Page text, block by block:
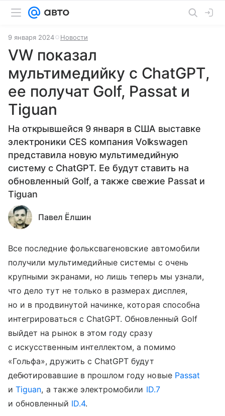
9 января 2024 Новости
VW показал
мультимедийку с ChatGPT,
ее получат Golf, Passat и
Tiguan
На открывшейся 9 января в США выставке
электроники CES компания Volkswagen
представила новую мультимедийную
систему с ChatGPT. Ее будут ставить на
обновленный Golf, а также свежие Passat и
Tiguan
Павел Ёлшин
Все последние фольксвагеновские автомобили
получили мультимедийные системы с очень
крупными экранами, но лишь теперь мы узнали,
что дело тут не только в размерах дисплея,
но и в продвинутой начинке, которая способна
интегрироваться с ChatGPT. Обновленный Golf
выйдет на рынок в этом году сразу
с искусственным интеллектом, а помимо
«Гольфа», дружить с ChatGPT будут
дебютировавшие в прошлом году новые Passat
иTiguan, а также электромобили ID.7
и обновленный ID.4.